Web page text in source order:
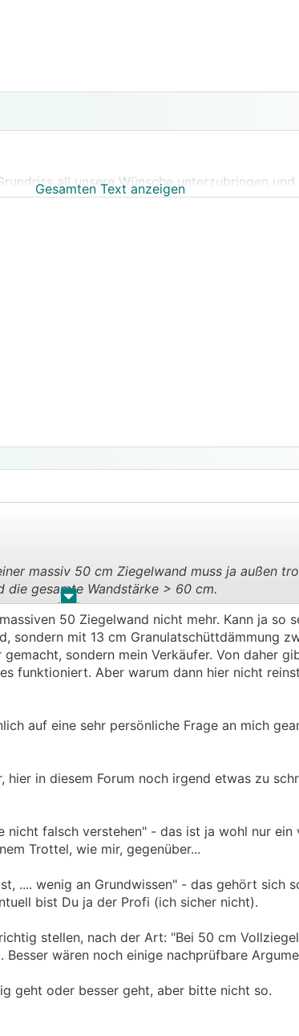
all unsere Wünsche unterzubringen
Gesamten Text anzeigen
. .
massiv 50 cm Ziegelwand muss ja außen
die gesamte Wandstärke > 60 cm.
du im Glauben bist dass auf einem 50er
davon ausgehen, dass hier sehr wenig an
schreiben soll.
50 Ziegelwand nicht mehr. Kann ja so
sondern mit 13 cm Granulatschüttdämmung
sondern mein Verkäufer. Von daher
funktioniert. Aber warum dann hier nicht
auf eine sehr persönliche Frage an mich
hier in diesem Forum noch irgend etwas zu
nicht falsch verstehen" - das ist ja wohl nur ein
Trottel, wie mir, gegenüber...
.... wenig an Grundwissen" - das gehört sich
bist Du ja der Profi (ich sicher nicht).
stellen, nach der Art: "Bei 50 cm
wären noch einige nachprüfbare
geht oder besser geht, aber bitte nicht so.